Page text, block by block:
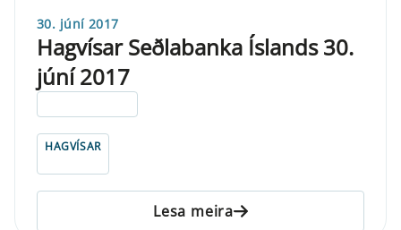
30. júní 2017
Hagvísar Seðlabanka Íslands 30.
júní 2017
HAGVÍSAR
Lesa meira